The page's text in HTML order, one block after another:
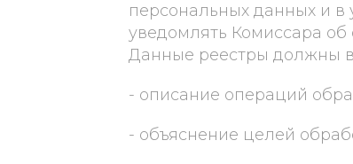
персональных данных и в
уведомлять Комиссара об
Данные реестры должны
- описание операций
- объяснение целей